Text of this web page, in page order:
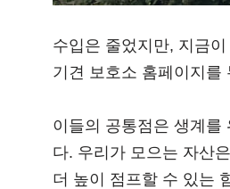
수입은 줄었지만, 지금
기견 보호소 홈페이지를
이들의 공통점은 생계를
다. 우리가 모으는 자산
더 높이 점프할 수 있는